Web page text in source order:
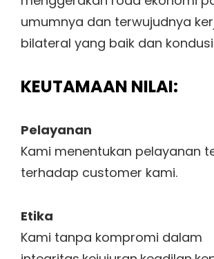
umumnya dan terwujudnya
bilateral yang baik dan
KEUTAMAAN NILAI:
Pelayanan
Kami menentukan pelayanan
terhadap customer kami.
Etika
Kami tanpa kompromi dalam